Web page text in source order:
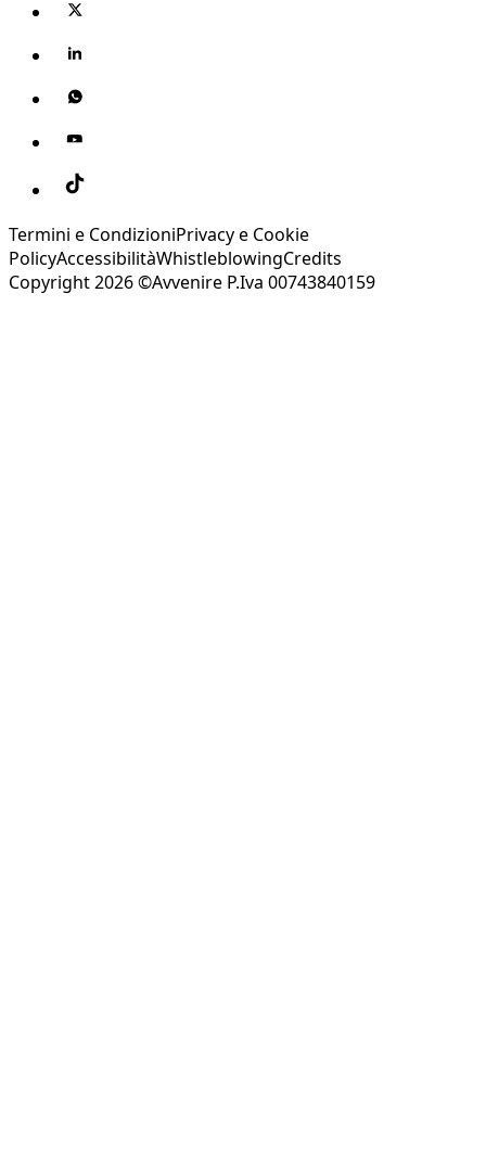
Termini e CondizioniPrivacy e Cookie
PolicyAccessibilitàWhistleblowingCredits
Copyright 2026 ©Avvenire P.Iva 00743840159